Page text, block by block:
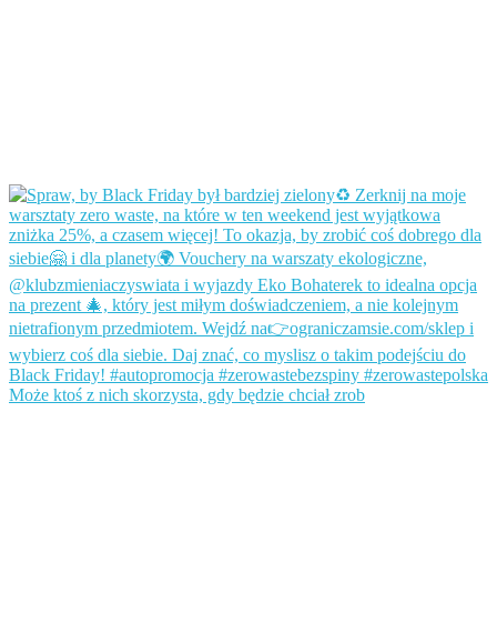
Może ktoś z nich skorzysta, gdy będzie chciał zrob